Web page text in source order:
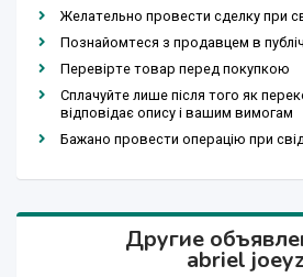
Желательно провести сделку при
Познайомтеся з продавцем в
Перевірте товар перед покупкою
Сплачуйте лише після того як
відповідає опису і вашим вимогам
Бажано провести операцію при
Другие
abriel